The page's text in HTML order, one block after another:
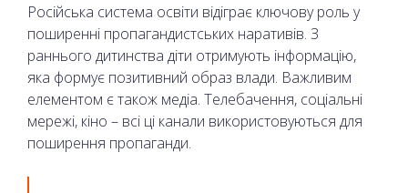
Російська система освіти відіграє ключову роль у
поширенні пропагандистських наративів. З
раннього дитинства діти отримують інформацію,
яка формує позитивний образ влади. Важливим
елементом є також медіа. Телебачення, соціальні
мережі, кіно – всі ці канали використовуються для
поширення пропаганди.